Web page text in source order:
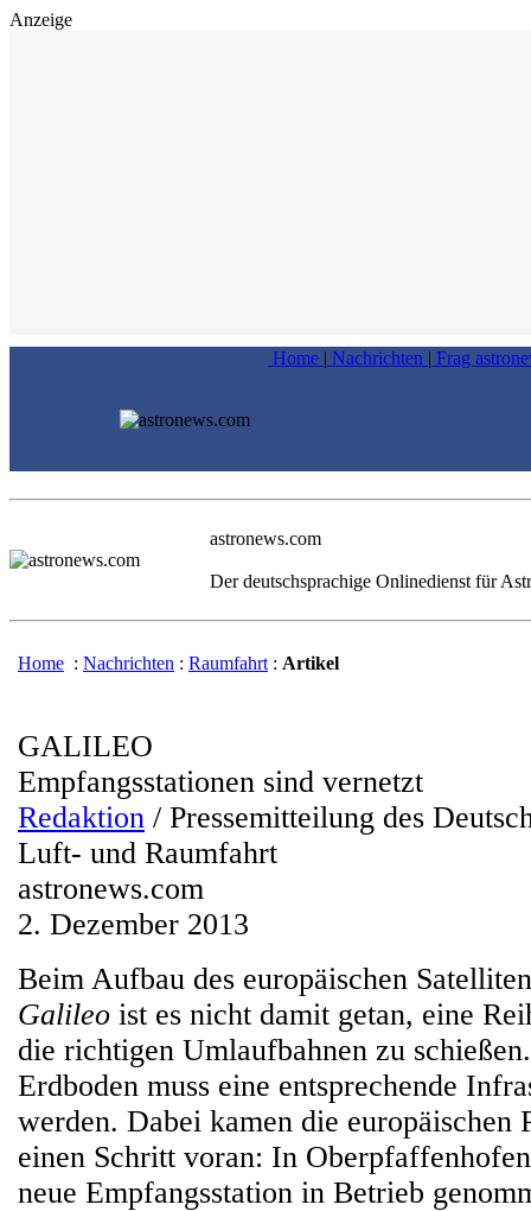
Anzeige
Home | Nachrichten | Frag
astronews.com
Der deutschsprachige Onlinedienst für
Home : Nachrichten : Raumfahrt : Artikel
GALILEO
Empfangsstationen sind vernetzt
Redaktion / Pressemitteilung des
Luft- und Raumfahrt
astronews.com
2. Dezember 2013
Beim Aufbau des europäischen
Galileo ist es nicht damit getan, eine
die richtigen Umlaufbahnen zu
Erdboden muss eine entsprechende
werden. Dabei kamen die europäischen
einen Schritt voran: In
neue Empfangsstation in Betrieb